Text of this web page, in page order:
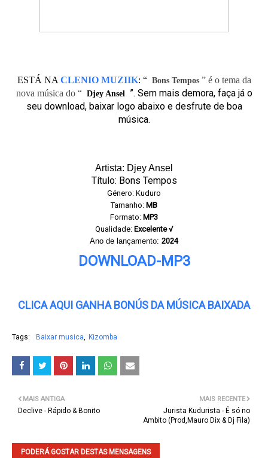
ESTÁ NA CLENIO MUZIIK: “ Bons Tempos ” é o tema da
nova música do “ Djey Ansel
”. Sem mais demora, faça já o
seu download, baixar logo abaixo e desfrute de boa
música.
Artista: Djey Ansel
Título: Bons Tempos
Género: Kuduro
Tamanho: MB
Formato: MP3
Qualidade: Excelente √
Ano de lançamento: 2024
DOWNLOAD-MP3
CLICA AQUI GANHA BONÚS DA MÚSICA BAIXADA
Tags: Baixar musica Kizomba
MAIS RECENTE
Jurista Kudurista - É só no
Ambito (Prod,Mauro Dix & Dj Fila)
MAIS ANTIGA
Declive - Rápido & Bonito
PODERÁ GOSTAR DESTAS MENSAGENS